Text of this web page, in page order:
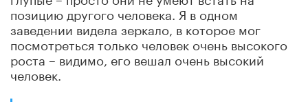
позицию другого человека. Я в одном
заведении видела зеркало, в которое мог
посмотреться только человек очень высокого
роста – видимо, его вешал очень высокий
человек.